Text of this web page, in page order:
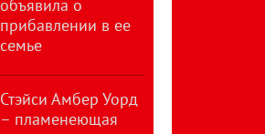
объявила о
прибавлении в ее
семье
Стэйси Амбер Уорд
– пламенеющая